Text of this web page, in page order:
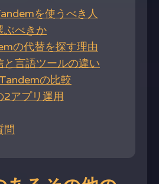
を使うべき人
ぶべきか
の代替を探す理由
と言語ツールの違い
の比較
2アプリ運用
問